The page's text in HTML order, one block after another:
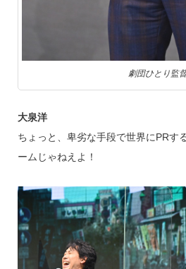
劇団ひとり監
大泉洋
ちょっと、卑劣な手段で世界にPRす
ームじゃねえよ！